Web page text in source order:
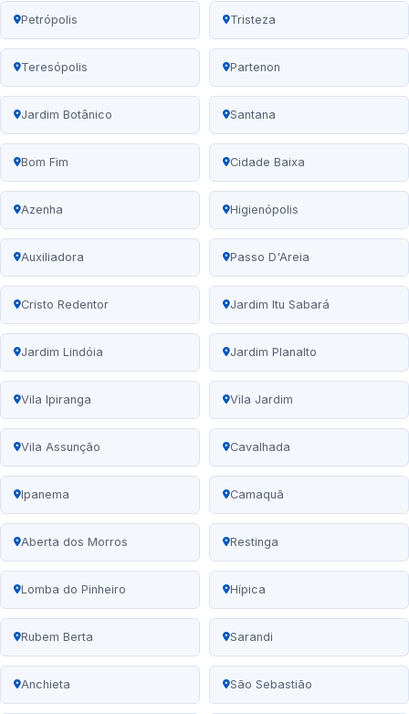
Petrópolis Tristeza
Teresópolis Partenon
Jardim Botânico Santana
Bom Fim Cidade Baixa
Azenha Higienópolis
Auxiliadora Passo D'Areia
Cristo Redentor Jardim Itu Sabará
Jardim Lindóia Jardim Planalto
Vila Ipiranga Vila Jardim
Vila Assunção Cavalhada
Ipanema Camaquã
Aberta dos Morros Restinga
Lomba do Pinheiro Hípica
Rubem Berta Sarandi
Anchieta São Sebastião